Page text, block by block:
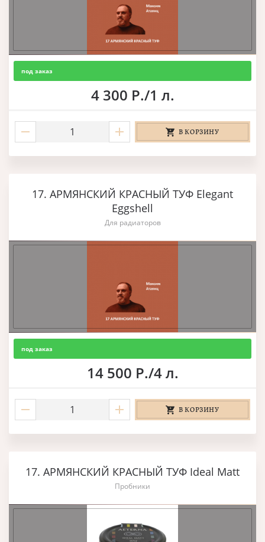
под заказ
4 300 Р./1 л.
В КОРЗИНУ
17. АРМЯНСКИЙ КРАСНЫЙ ТУФ Elegant
Eggshell
Для радиаторов
под заказ
14 500 Р./4 л.
В КОРЗИНУ
17. АРМЯНСКИЙ КРАСНЫЙ ТУФ Ideal Matt
Пробники